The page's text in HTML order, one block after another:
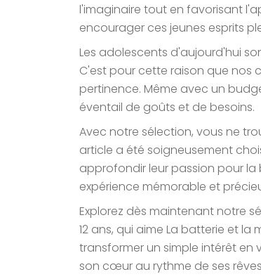
l'imaginaire tout en favorisant
encourager ces jeunes esprits
Les adolescents d'aujourd'hui
C'est pour cette raison que nos
pertinence. Même avec un
éventail de goûts et de besoins.
Avec notre sélection, vous ne
article a été soigneusement
approfondir leur passion pour
expérience mémorable et
Explorez dès maintenant notre
12 ans, qui aime La batterie et
transformer un simple intérêt en
son cœur au rythme de ses